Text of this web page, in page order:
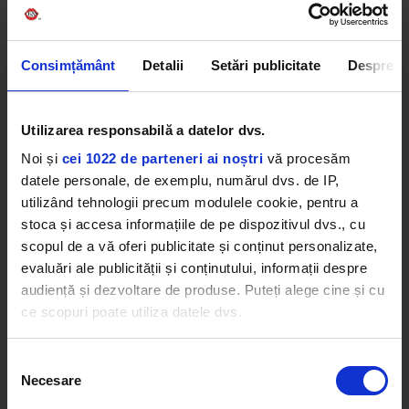
Consimțământ Detalii Setări publicitate Despre
Utilizarea responsabilă a datelor dvs.
Noi și cei 1022 de parteneri ai noștri vă procesăm
datele personale, de exemplu, numărul dvs. de IP,
utilizând tehnologii precum modulele cookie, pentru a
stoca și accesa informațiile de pe dispozitivul dvs., cu
scopul de a vă oferi publicitate și conținut personalizate,
evaluări ale publicității și conținutului, informații despre
audiență și dezvoltare de produse. Puteți alege cine și cu
ce scopuri poate utiliza datele dvs.
Să colectăm informațiile cu privire la locația dvs.
consimțământului
Necesare